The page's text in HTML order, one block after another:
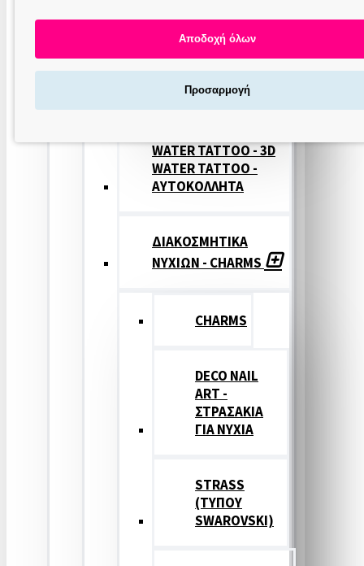
ΝΥΧΙΩΝ
ΣΦΡΑΓΙΔΕΣ
ΝΥΧΙΩΝ
WATER TATTOO - 3D
WATER TATTOO -
ΑΥΤΟΚΟΛΛΗΤΑ
ΔΙΑΚΟΣΜΗΤΙΚΑ
ΝΥΧΙΩΝ - CHARMS
CHARMS
DECO NAIL
ART -
ΣΤΡΑΣΑΚΙΑ
ΓΙΑ ΝΥΧΙΑ
STRASS
(ΤΥΠΟΥ
SWAROVSKI)
Αποδοχή όλων
Προσαρμογή